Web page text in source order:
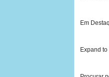
Em
Expand